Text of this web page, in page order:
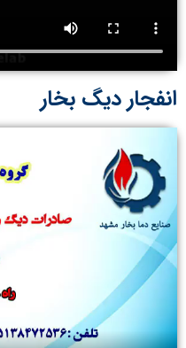
انفجار دیگ بخار